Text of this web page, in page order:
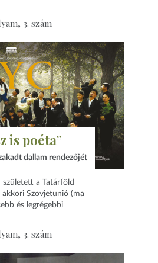
3. szám
is poéta”
dallam rendezőjét
született a Tatárföld
akkori Szovjetunió (ma
és legrégebbi
3. szám